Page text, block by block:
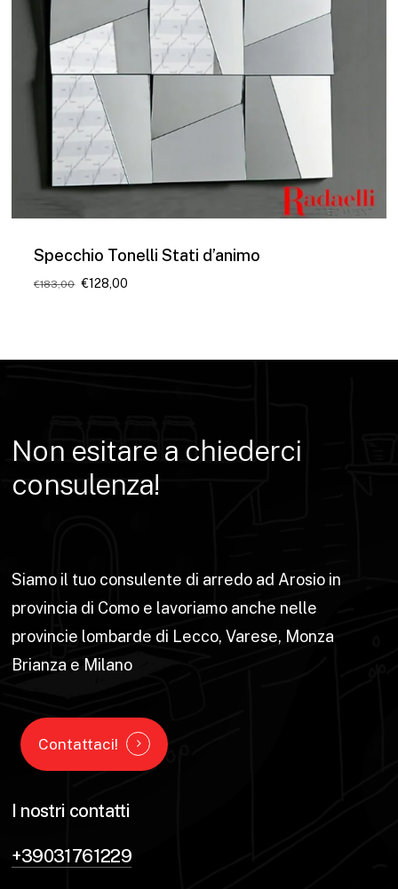
Specchio Tonelli Stati d’animo
€183,00 Il
€128,00
Non esitare a chiederci
consulenza!
Siamo il tuo consulente di arredo ad Arosio in
provincia di Como e lavoriamo anche nelle
provincie lombarde di Lecco, Varese, Monza
Brianza e Milano
Contattaci!
I nostri contatti
+39031761229